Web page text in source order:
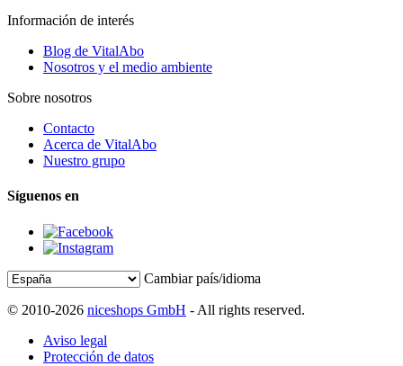
Información de interés
Blog de VitalAbo
Nosotros y el medio ambiente
Sobre nosotros
Contacto
Acerca de VitalAbo
Nuestro grupo
Síguenos en
Cambiar país/idioma
© 2010-2026 niceshops GmbH - All rights reserved.
Aviso legal
Protección de datos